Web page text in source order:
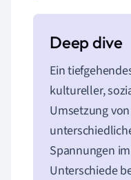
Ein
kultureller,
Umsetzung
Spannungen
Unterschiede